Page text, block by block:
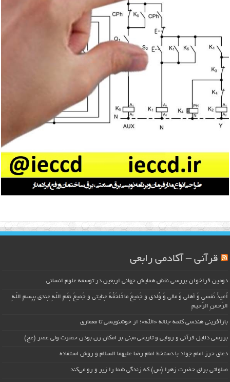
قرآنی – آکادمی رابعی
دومین فراخوان بررسی نقش همایش جهانی اربعین در توسعه علوم انسانی
اُعیذُ نَفسی وَ أهلی وَ مالی وَ وُلدی و جَمیعَ ما تَلحَقُهُ عِنایتی و جَمیعَ نِعَمِ اللّهِ عِندی بِبِسمِ اللّهِ
الرَّحمنِ الرَّحیمِ
بازآفرینی هندسی کلمه جلاله «الله»؛ از خوشنویسی تا معماری
بررسی دلایل قرآنی و روایی و تاریخی مبنی بر امکان زن بودن حضرت ولی عصر (عج)
دعای حرز امام جواد با دستخط امام رضا علیهما السلام و روش استفاده
صلواتی برای حضرت زهرا (س) که زندگی شما را زیر و رو می‌کند